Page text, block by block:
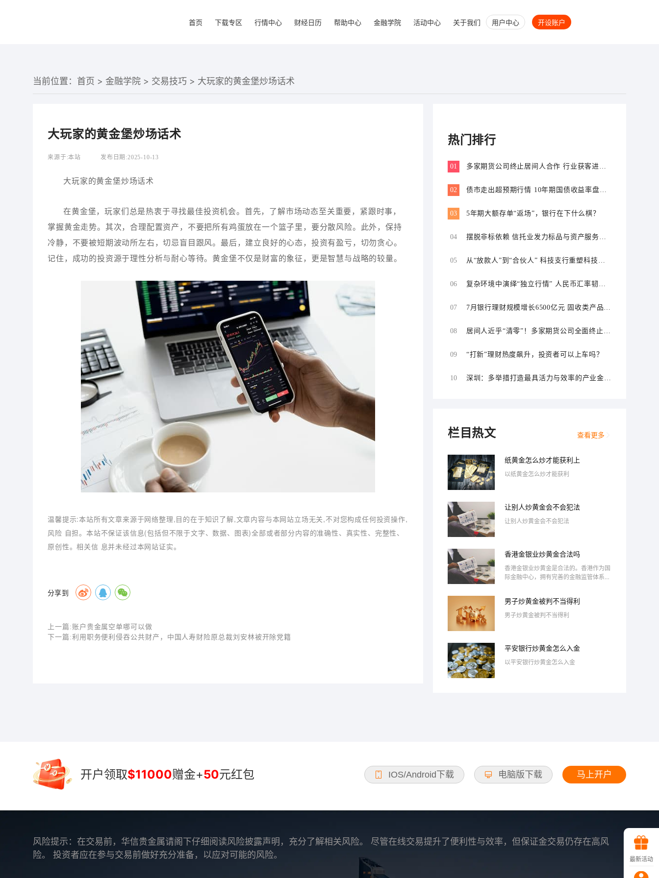
首页 下载专区 行情中心 财经日历 帮助中心 金融学院 活动中心 关于我们 用户中心 开设账户
当前位置： 首页 >金融学院 > 交易技巧 > 大玩家的黄金堡炒场话术
大玩家的黄金堡炒场话术
来源于:本站 发布日期:2025-10-13
大玩家的黄金堡炒场话术
在黄金堡，玩家们总是热衷于寻找最佳投资机会。首先，了解市场动态至关重要，紧跟时事，
掌握黄金走势。其次，合理配置资产，不要把所有鸡蛋放在一个篮子里，要分散风险。此外，保持
冷静，不要被短期波动所左右，切忌盲目跟风。最后，建立良好的心态，投资有盈亏，切勿贪心。
记住，成功的投资源于理性分析与耐心等待。黄金堡不仅是财富的象征，更是智慧与战略的较量。
温馨提示:本站所有文章来源于网络整理,目的在于知识了解,文章内容与本网站立场无关,不对您构成任何投资操作,
风险 自担。本站不保证该信息(包括但不限于文字、数据、图表)全部或者部分内容的准确性、真实性、完整性、
原创性。相关信 息并未经过本网站证实。
分享到
上一篇: 账户贵金属空单哪可以做
下一篇:利用职务便利侵吞公共财产，中国人寿财险原总裁刘安林被开除党籍
热门排行
01
多家期货公司终止居间人合作 行业获客进入
02
债市走出超预期行情 10年期国债收益率盘中
03
5年期大额存单“返场”，银行在下什么棋？
04
摆脱非标依赖 信托业发力标品与资产服务信
05
从“放款人”到“合伙人” 科技支行重塑科技金
06
复杂环境中演绎“独立行情” 人民币汇率韧性
07
7月银行理财规模增长6500亿元 固收类产品仍
08
居间人近乎“清零”！多家期货公司全面终止居
09
“打新”理财热度飙升，投资者可以上车吗？
10
深圳：多举措打造最具活力与效率的产业金融
栏目热文 查看更多
纸黄金怎么炒才能获利上
以纸黄金怎么炒才能获利
让别人炒黄金会不会犯法
让别人炒黄金会不会犯法
香港金银业炒黄金合法吗
香港金银业炒黄金是合法的。香港作为国
际金融中心，拥有完善的金融监管体系，
进行黄金买卖，确保交易的透明与安全。
此外，香港的税制相对宽松，对黄金交易
合适的投资策略。
男子炒黄金被判不当得利
男子炒黄金被判不当得利
平安银行炒黄金怎么入金
以平安银行炒黄金怎么入金
开户领取$11000赠金+50元红包 IOS/Android下载 电脑版下载 马上开户
风险提示：在交易前，华信贵金属请阁下仔细阅读风险披露声明，充分了解相关风险。 尽管在线交易提升了便利性与效率，但保证金交易仍存在高风
险。 投资者应在参与交易前做好充分准备，以应对可能的风险。
最新活动